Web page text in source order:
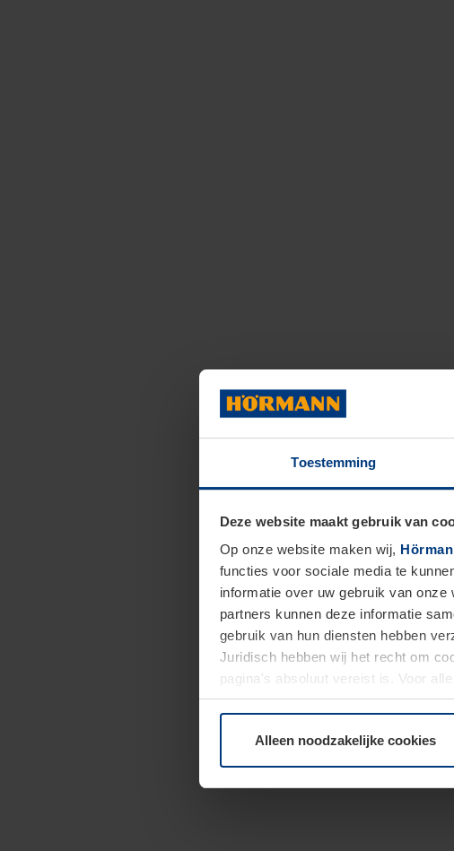
Toestemming
Deze website maakt gebruik van
Op onze website maken wij,
functies voor sociale media te
informatie over uw gebruik van
partners kunnen deze informatie
gebruik van hun diensten hebben
Juridisch hebben wij het recht om
pagina's absoluut vereist is. Voor
moment bij de uitleg van de cookies
Alleen noodzakelijke cookies